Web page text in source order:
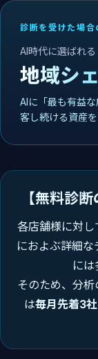
診断を受けた場合
AI時代に選ばれる
地域シ
AIに「最も有益
客し続ける資産を
【無料診
各店舗様に対
におよぶ詳細
には
そのため、分
は毎月先着3